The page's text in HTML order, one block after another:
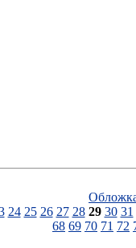
24 25 26 27 28 29 30 31
68 69 70 71 72